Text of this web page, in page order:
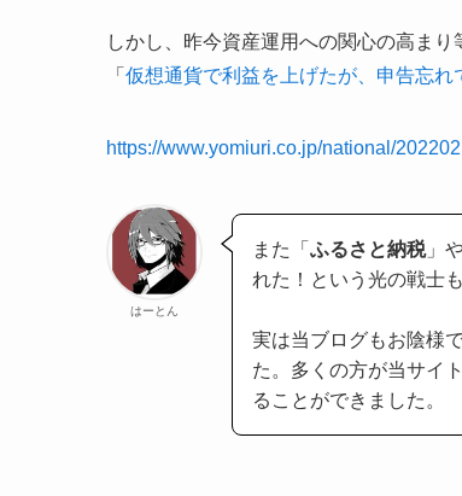
しかし、昨今資産運用への関心の高ま
「 仮想通貨で利益を上げたが、申告忘れ
https://www.yomiuri.co.jp/national/
はーとん
また「 ふるさと納税」
れた！という光の戦士
実は当ブログもお陰様
た。多くの方が当サイ
ることができました。